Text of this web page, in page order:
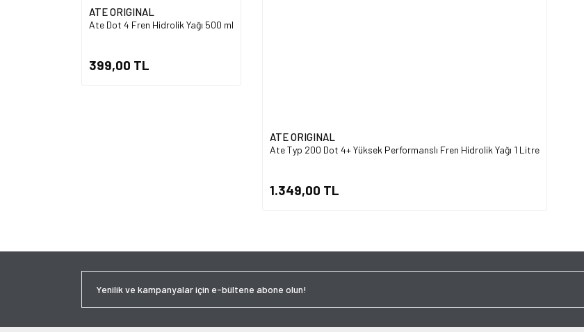
ATE ORIGINAL
Ate Dot 4 Fren Hidrolik Yağı 500 ml
399,00 TL
ATE ORIGINAL
Ate Typ 200 Dot 4+ Yüksek Performanslı Fren Hidrolik Yağı 1 Litre
1.349,00 TL